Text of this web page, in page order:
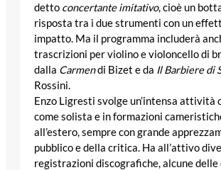
detto concertante imitativo, cioè un
risposta tra i due strumenti con un
impatto. Ma il programma includerà
trascrizioni per violino e violoncello di
dalla Carmendi Bizet e da Il Barbiere di
Rossini.
Enzo Ligresti svolge un’intensa attività
come solista e in formazioni
all’estero, sempre con grande
pubblico e della critica. Ha all’attivo
registrazioni discografiche, alcune delle